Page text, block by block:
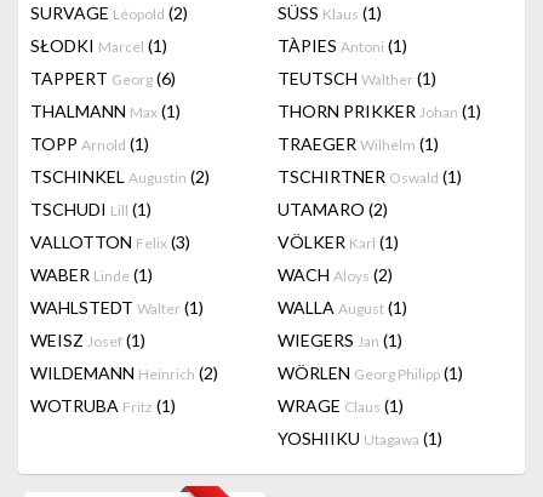
SURVAGE Léopold (2) SÜSS Klaus (1)
SŁODKI Marcel (1) TÀPIES Antoni (1)
TAPPERT Georg (6) TEUTSCH Walther (1)
THALMANN Max (1) THORN PRIKKER Johan (1)
TOPP Arnold (1) TRAEGER Wilhelm (1)
TSCHINKEL Augustin (2) TSCHIRTNER Oswald (1)
TSCHUDI Lill (1) UTAMARO (2)
VALLOTTON Felix (3) VÖLKER Karl (1)
WABER Linde (1) WACH Aloys (2)
WAHLSTEDT Walter (1) WALLA August (1)
WEISZ Josef (1) WIEGERS Jan (1)
WILDEMANN Heinrich (2) WÖRLEN Georg Philipp (1)
WOTRUBA Fritz (1) WRAGE Claus (1)
YOSHIIKU Utagawa (1)